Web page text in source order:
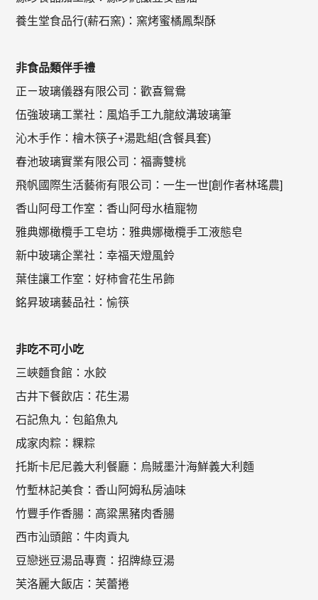
養生堂食品行(薪石窯)：窯烤蜜橘鳳梨酥
非食品類伴手禮
正ㄧ玻璃儀器有限公司：歡喜鴛鴦
伍強玻璃工業社：風焰手工九龍紋溝玻璃筆
沁木手作：檜木筷子+湯匙組(含餐具套)
春池玻璃實業有限公司：福壽雙桃
飛帆國際生活藝術有限公司：一生一世[創作者林瑤農]
香山阿母工作室：香山阿母水植寵物
雅典娜橄欖手工皂坊：雅典娜橄欖手工液態皂
新中玻璃企業社：幸福天燈風鈴
葉佳讓工作室：好柿會花生吊飾
銘昇玻璃藝品社：愉筷
非吃不可小吃
三峽麵食館：水餃
古井下餐飲店：花生湯
石記魚丸：包餡魚丸
成家肉粽：粿粽
托斯卡尼尼義大利餐廳：烏賊墨汁海鮮義大利麵
竹塹林記美食：香山阿姆私房滷味
竹豐手作香腸：高粱黑豬肉香腸
西市汕頭館：牛肉貢丸
豆戀迷豆湯品專賣：招牌綠豆湯
芙洛麗大飯店：芙蕾捲